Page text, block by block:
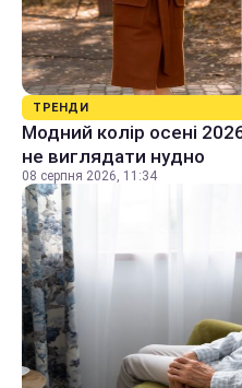
ТРЕНДИ
Модний колір осені
не виглядати нудно
08 серпня 2026, 11:34